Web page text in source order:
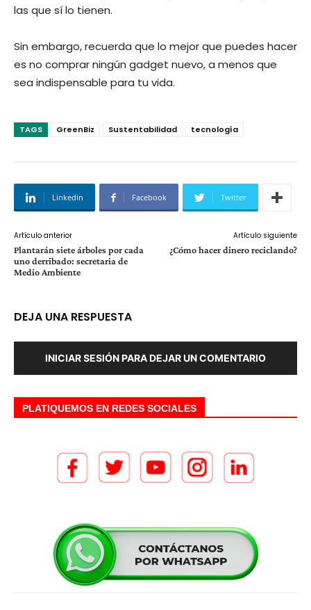
las que sí lo tienen.
Sin embargo, recuerda que lo mejor que puedes hacer
es no comprar ningún gadget nuevo, a menos que
sea indispensable para tu vida.
TAGS GreenBiz Sustentabilidad tecnología
Linkedin Facebook Twitter
Artículo anterior
Plantarán siete árboles por cada
uno derribado: secretaria de
Medio Ambiente
Artículo siguiente
¿Cómo hacer dinero reciclando?
DEJA UNA RESPUESTA
INICIAR SESIÓN PARA DEJAR UN COMENTARIO
PLATIQUEMOS EN REDES SOCIALES